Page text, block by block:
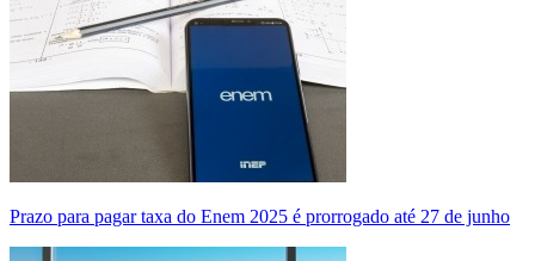
Prazo para pagar taxa do Enem 2025 é prorrogado até 27 de junho